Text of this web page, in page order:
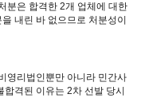
분은 합격한 2개 업체에 대한
내린 바 없으므로 처분성이
영리법인뿐만 아니라 민간사
격된 이유는 2차 선발 당시